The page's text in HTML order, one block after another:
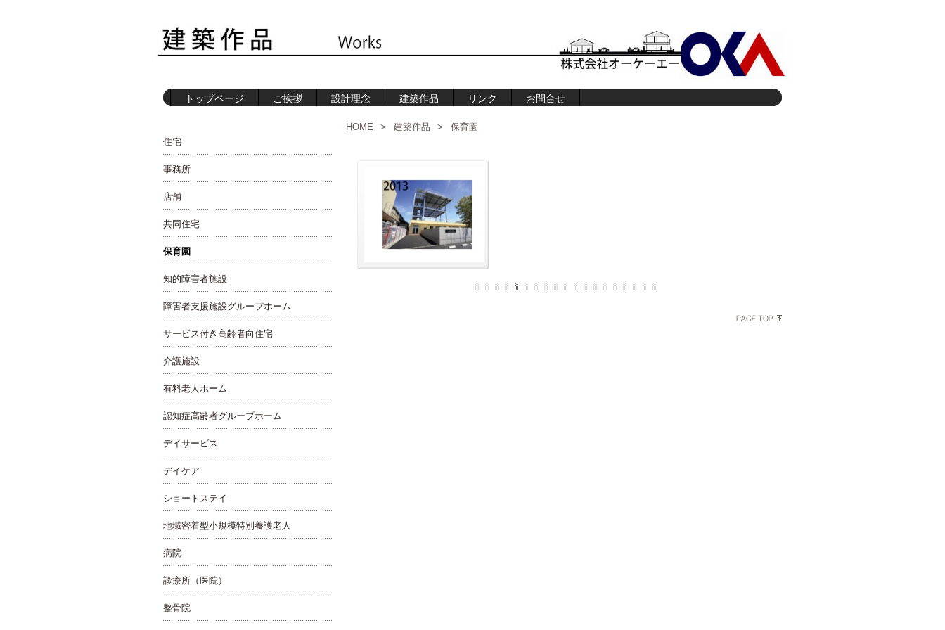
トップページ ご挨拶 設計理念 建築作品 リンク お問合せ
HOME > 建築作品 >
保育園
住宅
事務所
店舗
共同住宅
保育園
知的障害者施設
障害者支援施設グループホーム
サービス付き高齢者向住宅
介護施設
有料老人ホーム
認知症高齢者グループホーム
デイサービス
デイケア
ショートステイ
地域密着型小規模特別養護老人
病院
診療所（医院）
整骨院